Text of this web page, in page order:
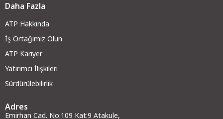
Daha Fazla
ATP Hakkında
İş Ortağımız Olun
ATP Kariyer
Yatırımcı İlişkileri
Sürdürülebilirlik
Adres
Emirhan Cad. No:109 Kat:9 Atakule,